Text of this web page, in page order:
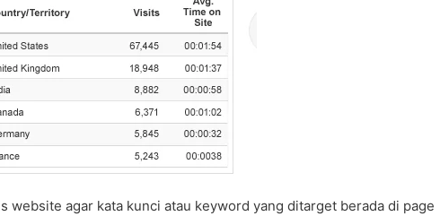
website agar kata kunci atau keyword yang ditarget berada di page